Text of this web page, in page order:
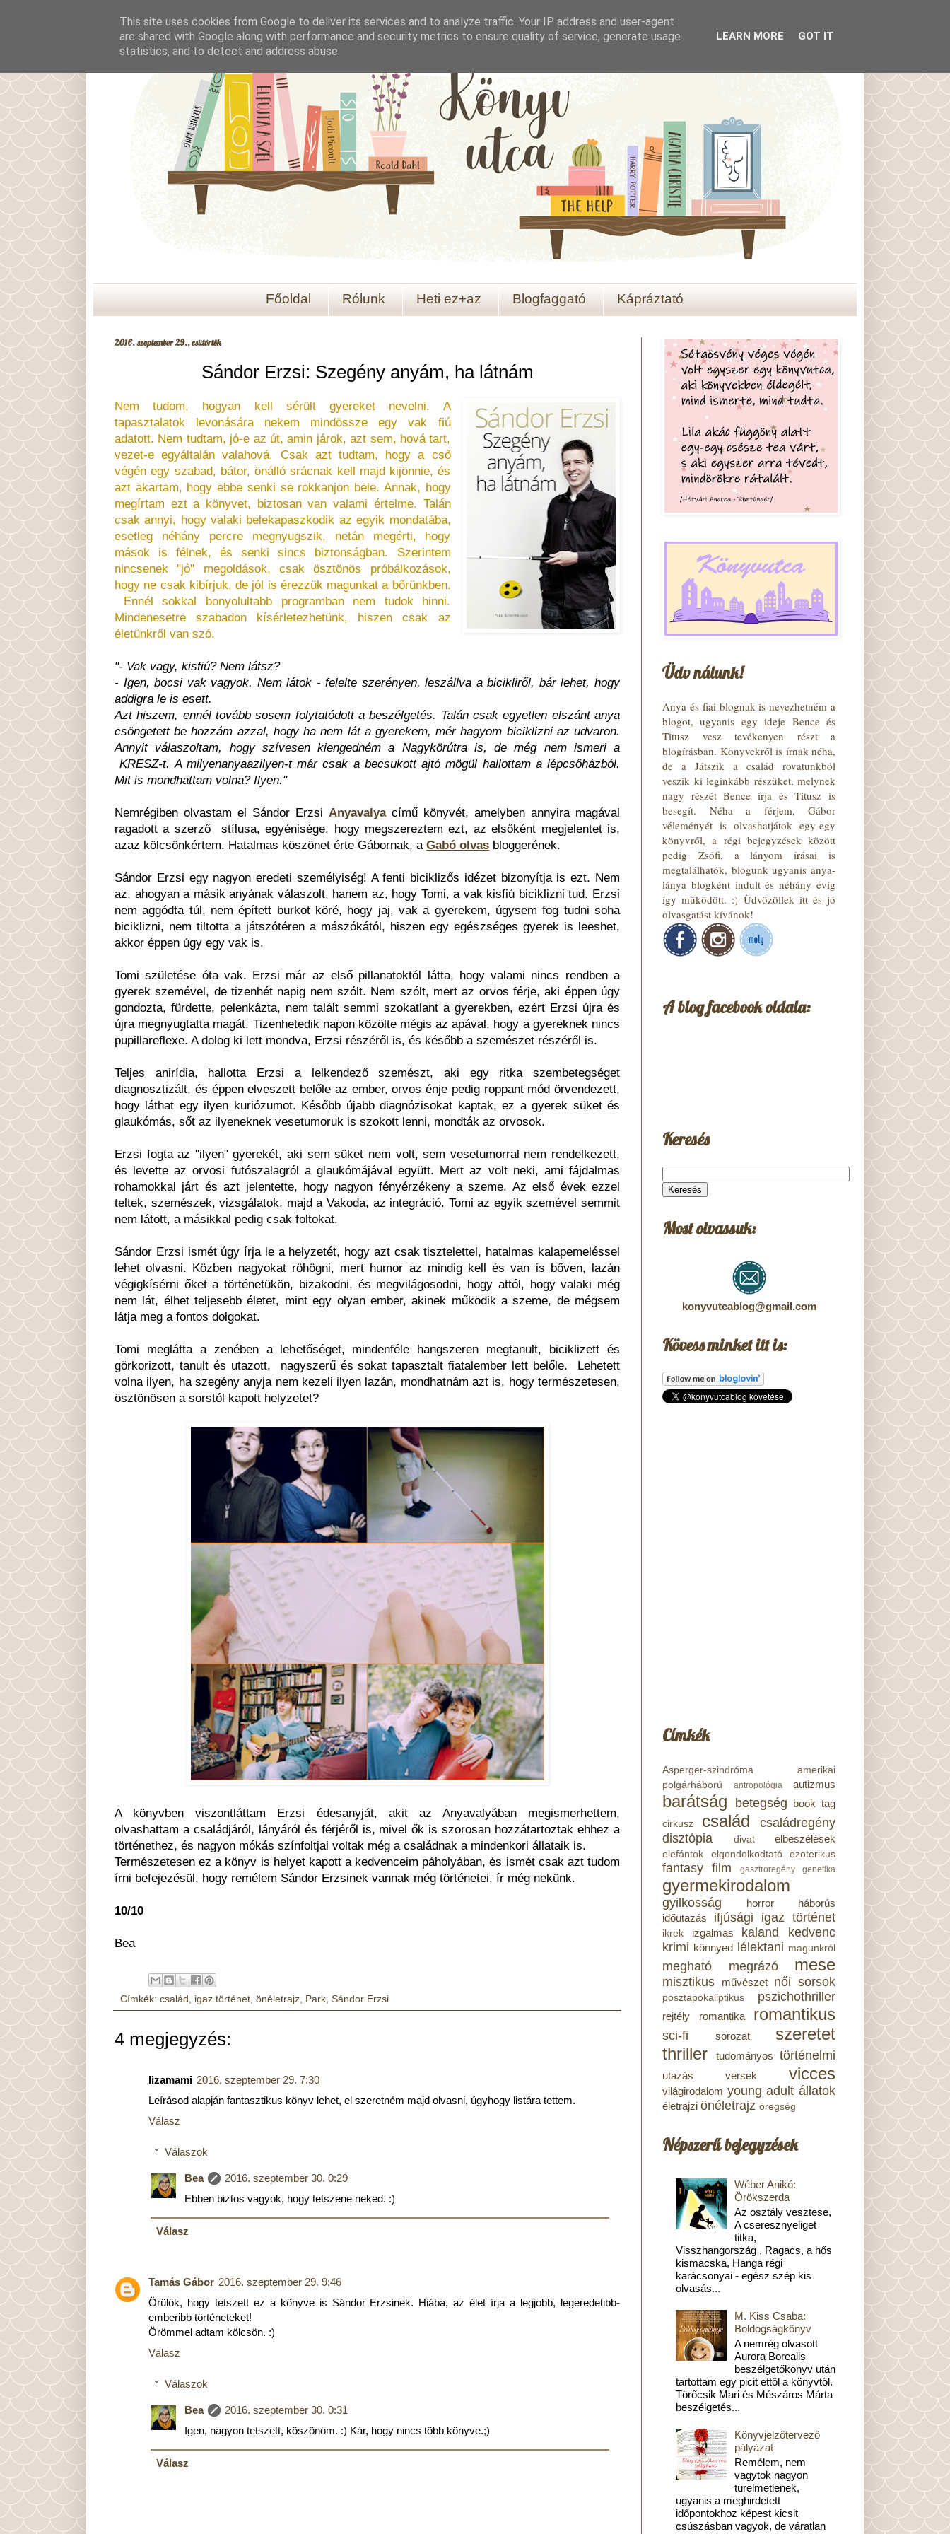
Főoldal Rólunk Heti ez+az Blogfaggató Kápráztató
2016. szeptember 29., csütörtök
Sándor Erzsi: Szegény anyám, ha látnám
Nem tudom, hogyan kell sérült gyereket nevelni. A
tapasztalatok levonására nekem mindössze egy vak fiú
adatott. Nem tudtam, jó-e az út, amin járok, azt sem, hová tart,
vezet-e egyáltalán valahová. Csak azt tudtam, hogy a cső
végén egy szabad, bátor, önálló srácnak kell majd kijönnie, és
azt akartam, hogy ebbe senki se rokkanjon bele. Annak, hogy
megírtam ezt a könyvet, biztosan van valami értelme. Talán
csak annyi, hogy valaki belekapaszkodik az egyik mondatába,
esetleg néhány percre megnyugszik, netán megérti, hogy
mások is félnek, és senki sincs biztonságban. Szerintem
nincsenek "jó" megoldások, csak ösztönös próbálkozások,
hogy ne csak kibírjuk, de jól is érezzük magunkat a bőrünkben.
Ennél sokkal bonyolultabb programban nem tudok hinni.
Mindenesetre szabadon kísérletezhetünk, hiszen csak az
életünkről van szó.
"- Vak vagy, kisfiú? Nem látsz?
- Igen, bocsi vak vagyok. Nem látok - felelte szerényen, leszállva a bicikliről, bár lehet, hogy
addigra le is esett.
Azt hiszem, ennél tovább sosem folytatódott a beszélgetés. Talán csak egyetlen elszánt anya
csöngetett be hozzám azzal, hogy ha nem lát a gyerekem, mér hagyom biciklizni az udvaron.
Annyit válaszoltam, hogy szívesen kiengedném a Nagykörútra is, de még nem ismeri a
KRESZ-t. A milyenanyaazilyen-t már csak a becsukott ajtó mögül hallottam a lépcsőházból.
Mit is mondhattam volna? Ilyen."
Nemrégiben olvastam el Sándor Erzsi Anyavalya című könyvét, amelyben annyira magával
ragadott a szerző stílusa, egyénisége, hogy megszereztem ezt, az elsőként megjelentet is,
azaz kölcsönkértem. Hatalmas köszönet érte Gábornak, a Gabó olvas bloggerének.
Sándor Erzsi egy nagyon eredeti személyiség! A fenti biciklizős idézet bizonyítja is ezt. Nem
az, ahogyan a másik anyának válaszolt, hanem az, hogy Tomi, a vak kisfiú biciklizni tud. Erzsi
nem aggódta túl, nem épített burkot köré, hogy jaj, vak a gyerekem, úgysem fog tudni soha
biciklizni, nem tiltotta a játszótéren a mászókától, hiszen egy egészséges gyerek is leeshet,
akkor éppen úgy egy vak is.
Tomi születése óta vak. Erzsi már az első pillanatoktól látta, hogy valami nincs rendben a
gyerek szemével, de tizenhét napig nem szólt. Nem szólt, mert az orvos férje, aki éppen úgy
gondozta, fürdette, pelenkázta, nem talált semmi szokatlant a gyerekben, ezért Erzsi újra és
újra megnyugtatta magát. Tizenhetedik napon közölte mégis az apával, hogy a gyereknek nincs
pupillareflexe. A dolog ki lett mondva, Erzsi részéről is, és később a szemészet részéről is.
Teljes anirídia, hallotta Erzsi a lelkendező szemészt, aki egy ritka szembetegséget
diagnosztizált, és éppen elveszett belőle az ember, orvos énje pedig roppant mód örvendezett,
hogy láthat egy ilyen kuriózumot. Később újabb diagnózisokat kaptak, ez a gyerek süket és
glaukómás, sőt az ilyeneknek vesetumoruk is szokott lenni, mondták az orvosok.
Erzsi fogta az "ilyen" gyerekét, aki sem süket nem volt, sem vesetumorral nem rendelkezett,
és levette az orvosi futószalagról a glaukómájával együtt. Mert az volt neki, ami fájdalmas
rohamokkal járt és azt jelentette, hogy nagyon fényérzékeny a szeme. Az első évek ezzel
teltek, szemészek, vizsgálatok, majd a Vakoda, az integráció. Tomi az egyik szemével semmit
nem látott, a másikkal pedig csak foltokat.
Sándor Erzsi ismét úgy írja le a helyzetét, hogy azt csak tisztelettel, hatalmas kalapemeléssel
lehet olvasni. Közben nagyokat röhögni, mert humor az mindig kell és van is bőven, lazán
végigkísérni őket a történetükön, bizakodni, és megvilágosodni, hogy attól, hogy valaki még
nem lát, élhet teljesebb életet, mint egy olyan ember, akinek működik a szeme, de mégsem
látja meg a fontos dolgokat.
Tomi meglátta a zenében a lehetőséget, mindenféle hangszeren megtanult, biciklizett és
görkorizott, tanult és utazott, nagyszerű és sokat tapasztalt fiatalember lett belőle. Lehetett
volna ilyen, ha szegény anyja nem kezeli ilyen lazán, mondhatnám azt is, hogy természetesen,
ösztönösen a sorstól kapott helyzetet?
A könyvben viszontláttam Erzsi édesanyját, akit az Anyavalyában megismerhettem,
olvashattam a családjáról, lányáról és férjéről is, mivel ők is szorosan hozzátartoztak ehhez a
történethez, és nagyon mókás színfoltjai voltak még a családnak a mindenkori állataik is.
Természetesen ez a könyv is helyet kapott a kedvenceim páholyában, és ismét csak azt tudom
írni befejezésül, hogy remélem Sándor Erzsinek vannak még történetei, ír még nekünk.
10/10
Bea
Címkék: család , igaz történet, önéletrajz, Park, Sándor Erzsi
4 megjegyzés:
lizamami 2016. szeptember 29. 7:30
Leírásod alapján fantasztikus könyv lehet, el szeretném majd olvasni, úgyhogy listára tettem.
Válasz
Válaszok
Bea
2016. szeptember 30. 0:29
Ebben biztos vagyok, hogy tetszene neked. :)
Válasz
Tamás Gábor 2016. szeptember 29. 9:46
Örülök, hogy tetszett ez a könyve is Sándor Erzsinek. Hiába, az élet írja a legjobb, legeredetibb-
emberibb történeteket!
Örömmel adtam kölcsön. :)
Válasz
Válaszok
Bea
2016. szeptember 30. 0:31
Igen, nagyon tetszett, köszönöm. :) Kár, hogy nincs több könyve.;)
Válasz
Üdv nálunk!
Anya és fiai blognak is nevezhetném a
blogot, ugyanis egy ideje Bence és
Titusz vesz tevékenyen részt a
blogírásban. Könyvekről is írnak néha,
de a Játszik a család rovatunkból
veszik ki leginkább részüket, melynek
nagy részét Bence írja és Titusz is
besegít. Néha a férjem, Gábor
véleményét is olvashatjátok egy-egy
könyvről, a régi bejegyzések között
pedig Zsófi, a lányom írásai is
megtalálhatók, blogunk ugyanis anya-
lánya blogként indult és néhány évig
így működött. :) Üdvözöllek itt és jó
olvasgatást kívánok!
A blog facebook oldala:
Keresés
Most olvassuk:
konyvutcablog@gmail.com
Kövess minket itt is:
Címkék
Asperger-szindróma
amerikai
polgárháború
antropológia autizmus
barátság betegség book tag
cirkusz család
családregény
disztópia
divat elbeszélések
elefántok elgondolkodtató ezoterikus
fantasy film gasztroregény genetika
gyermekirodalom
gyilkosság horror
háborús
időutazás
ifjúsági igaz történet
ikrek izgalmas kaland
kedvenc
krimi könnyed lélektani magunkról
megható megrázó mese
misztikus művészet női sorsok
posztapokaliptikus pszichothriller
rejtély romantika romantikus
sci-fi sorozat
szeretet
thriller
tudományos történelmi
utazás versek vicces
világirodalom young adult állatok
életrajzi önéletrajz öregség
Népszerű bejegyzések
Wéber Anikó:
Örökszerda
Az osztály vesztese,
A cseresznyeliget
titka,
Visszhangország , Ragacs, a hős
kismacska, Hanga régi
karácsonyai - egész szép kis
olvasás...
M. Kiss Csaba:
Boldogságkönyv
A nemrég olvasott
Aurora Borealis
beszélgetőkönyv után
tartottam egy picit ettől a könyvtől.
Törőcsik Mari és Mészáros Márta
beszélgetés...
Könyvjelzőtervező
pályázat
Remélem, nem
vagytok nagyon
türelmetlenek,
ugyanis a meghirdetett
időpontokhoz képest kicsit
csúszásban vagyok, de váratlan
This site uses cookies from Google to deliver its services and to analyze traffic. Your IP address and user-agent
are shared with Google along with performance and security metrics to ensure quality of service, generate usage
statistics, and to detect and address abuse.
LEARN MORE GOT IT